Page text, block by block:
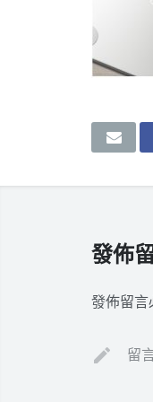
發佈
發佈留言
留